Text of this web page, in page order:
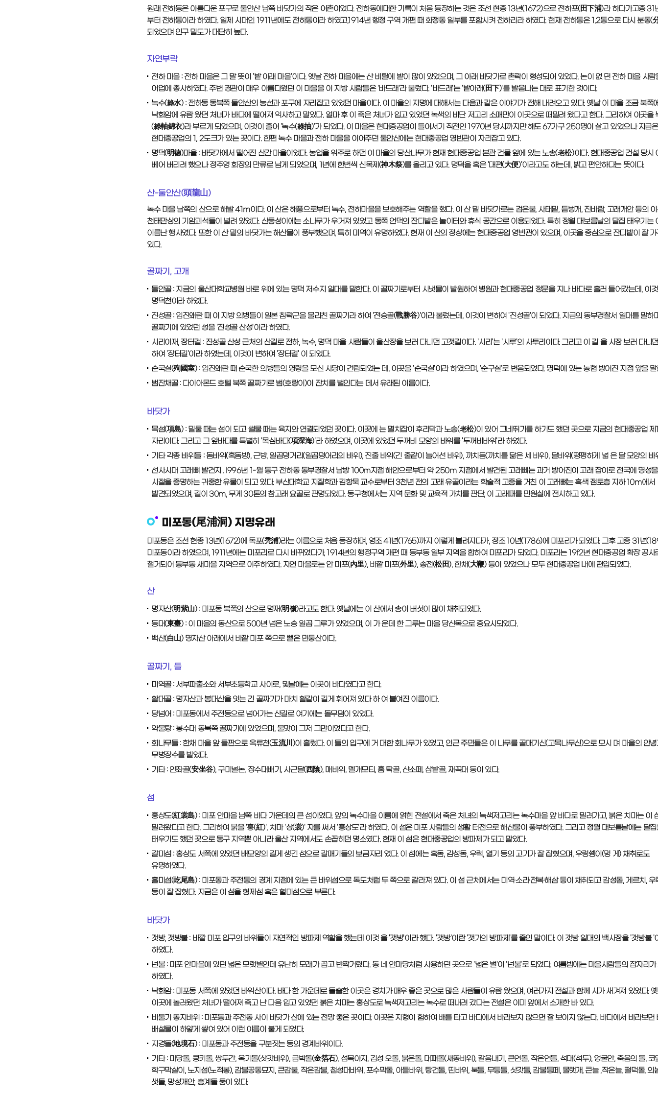
원래 전하동은 아름다운 포구로 둘안산 남쪽 바닷가의 작은 어촌이었다. 전하동에대한 기록이 처음 등장하는 것은 조선 현종 13년(1672)으로 전하포(田下浦)라 하다가고종
부터 전하동이라 하였다. 일제 시대인 1911년에도 전하동이라 하였고,1914년 행정 구역 개편 때 화정동 일부를 포함시켜 전하리라 하였다. 현재 전하동은 1,2동으로 다시 분동(
되었으며 인구 밀도가 대단히 높다.
자연부락
전하 마을 : 전하 마을은 그 말 뜻이 '밭 아래 마을'이다. 옛날 전하 마을에는 산 비탈에 밭이 많이 있었으며, 그 아래 바닷가로 촌락이 형성되어 있었다. 논이 없 던 전하 마을 사람
어업에 종사하였다. 주변 경관이 매우 아름다웠던 이 마을을 이 지방 사람들은 '바드래'라 불렀다. '바드래'는 '밭아래(田下)'를 발음나는 대로 표기한 것이다.
녹수(綠水) : 전하동 동북쪽 둘안산의 능선과 포구에 자리잡고 있었던 마을이다. 이 마을의 지명에 대해서는 다음과 같은 이야기가 전해 내려오고 있다. 옛날 이 마을 조금 북쪽
낙화암에 유람 왔던 처녀가 바다에 떨어져 익사하고 말았다. 얼마 후 이 죽은 처녀가 입고 있었던 녹색의 비단 저고리 소매만이 이곳으로 떠밀려 왔다고 한다. 그리하여 이곳을
(綠軸錦衣)라 부르게 되었으며, 이것이 줄어 '녹수(綠抽)'가 되었다. 이 마을은 현대중공업이 들어서기 직전인 1970년 당시까지만 해도 67가구 250명이 살고 있었으나 지금은
현대중공업의 1, 2도크가 있는 곳이다. 한편 녹수 마을과 전하 마을을 이어주던 둘안산에는 현대중공업 영빈관이 자리잡고 있다.
명덕(明德)마을 : 바닷가에서 떨어진 산간 마을이었다. 농업을 위주로 하던 이 마을의 당산나무가 현재 현대중공업 본관 건물 앞에 있는 노송(老松)이다. 현대중공업 건설 당시
베어 버리려 했으나 정주영 회장의 만류로 남게 되었으며, 1년에 한번씩 신목제(神木祭)를 올리고 있다. 명덕을 혹은 '대편(大便)'이라고도 하는데, 밝고 편안하다는 뜻이다.
산-둘안산(頭龍山)
녹수 마을 남쪽의 산으로 해발 41m이다. 이 산은 해풍으로부터 녹수, 전하마을을 보호해주는 역할을 했다. 이 산 밑 바닷가로는 검은불, 사태밑, 듬벙개, 진바람, 고래개안 등의
천태만상의 기암괴석들이 널려 있었다. 산등성이에는 소나무가 우거져 있었고 동쪽 언덕의 잔디밭은 놀이터와 휴식 공간으로 이용되었다. 특히 정월 대보름날의 달집 태우기는
이름난 행사였다. 또한 이 산 밑의 바닷가는 해산물이 풍부했으며, 특히 미역이 유명하였다. 현재 이 산의 정상에는 현대중공업 영빈관이 있으며, 이곳을 중심으로 잔디밭이 잘 가
있다.
골짜기, 고개
돌안골 : 지금의 울산대학교병원 바로 위에 있는 명덕 저수지 일대를 말한다. 이 골짜기로부터 시냇물이 발원하여 병원과 현대중공업 정문을 지나 바다로 흘러 들어갔는데, 이
명덕천이라 하였다.
진성골 : 임진왜란 때 이 지방 의병들이 일본 침략군을 물리친 골짜기라 하여 '전승골(戰勝谷)'이라 불렀는데, 이것이 변하여 '진성골'이 되었다. 지금의 동부경찰서 일대를 말하
골짜기에 있었던 성을 '진성골 산성'이라 하였다.
시리이재, 장터걸 : 진성골 산성 근처의 산길로 전하, 녹수, 명덕 마을 사람들이 울산장을 보러 다니던 고갯길이다. '시리'는 '시루'의 사투리이다. 그리고 이 길 을 시장 보러 다니
하여 '장터길'이라 하였는데, 이것이 변하여 '장터걸' 이 되었다.
순국실(殉國室) : 임진왜란 때 순국한 의병들의 영령을 모신 사당이 건립되었는 데, 이곳을 '순국실'이라 하였으며, '순구실'로 변음되었다. 명덕에 있는 농협 방어진 지점 앞을 말
범잔채골 : 다이아몬드 호텔 북쪽 골짜기로 범(호랑이)이 잔치를 벌인다는 데서 유래된 이름이다.
바닷가
목섬(項島) : 밀물 때는 섬이 되고 썰물 때는 육지와 연결되었던 곳이다. 이곳에 는 멸치잡이 후리막과 노송(老松)이 있어 그네뛰기를 하기도 했던 곳으로 지금의 현대중공업 제
자리이다. 그리고 그 앞바다를 특별히 '목심바다(項深海)'라 하였으며, 이곳에 있었던 두꺼비 모양의 바위를 '두꺼비바위'라 하였다.
기타 각종 바위들 : 돔바위(혹돔방), 근방, 일곱덩거리(일곱덩어리의 바위), 진줄 바위(긴 줄같이 늘어선 바위), 까치듬(까치를 닮은 세 바위), 달바위(평평하게 넓 은 달 모양의 바
선사시대 고래뼈 발견지 . l996년 1-월 동구 전하동 동부경찰서 남방 100m지점 해안으로부터 약 250m 지점에서 발견된 고래뼈는 과거 방어진이 고래 잡이로 전국에 명성
시절을 증명하는 귀중한 유물이 되고 있다. 부산대학교 지질학과 김항묵 교수로부터 3천년 전의 고래 유골이라는 학술적 고증을 거친 이 고래뼈는 흑색 점토층 지하 10m에서
발견되었으며, 길이 30m, 무게 30톤의 참고래 요골로 판명되었다. 동구청에서는 지역 문화 및 교육적 가치를 판단, 이 고래때를 민원실에 전시하고 있다.
미포동(尾浦洞) 지명유래
미포동은 조선 현종 13년(1672)에 독포(禿浦)라는 이름으로 처음 등장하며, 영조 41년(1765)까지 이렇게 불려지다가, 정조 10년(1786)에 미포리가 되었다. 그후 고종 31년
미포동이라 하였으며, 1911년에는 미포리로 다시 바뀌었다가, 1914년의 행정구역 개편 때 동부동 일부 지역을 합하여 미포리가 되었다. 미포리는 19f2년 현대중공업 확장 공사
철거되어 동부동 새마을 지역으로 이주하였다. 자연 마을로는 안 미포(內里), 바깥 미포(外里), 송전(松田), 한채(大鞭) 등이 있었으나 모두 현대중공업 내에 편입되었다.
산
명자산(明紫山) : 미포동 북쪽의 산으로 명재(明嶺)라고도 한다. 옛날에는 이 산에서 송이 버섯이 많이 채취되었다.
동대(東臺) : 이 마을의 동산으로 500년 넘은 노송 일곱 그루가 있었으며, 이 가 운데 한 그루는 마을 당산목으로 중요시되었다.
백산(白山) 명자산 아래에서 바깥 미포 쪽으로 뻗은 민둥산이다.
골짜기, 들
미역골 : 서부파출소와 서부초등학교 사이로, 및날에는 이곳이 바다였다고 한다.
활대골 : 명자산과 봉대산을 잇는 긴 골짜기가 마치 활같이 길게 휘어져 있다 하 여 붙여진 이름이다.
당넘어 : 미포동에서 주전동으로 넘어가는 산길로 여기에는 돌무덤이 있었다.
약물탕 : 봉수대 동북쪽 골짜기에 있었으며, 물맛이 그저 그만이었다고 한다.
회나무들 : 한채 마을 앞 들판으로 옥류천(玉流川)이 흘렀다. 이 들의 입구에 거 대한 회나무가 있었고, 인근 주민들은 이 나무를 골매기신(고목나무신)으로 모시 며 마을의 안녕
무병장수를 빌었다.
기타 : 안좌골(安坐谷), 구미널논, 장수대배기, 사근달(西陰), 매바위, 델개모티, 홈 탁골, 산소떼, 삼밭골, 재꼭대 둥이 있다.
섬
홍상도(紅裳島) : 미포 안마을 남쪽 바다 가운데의 큰 섬이었다. 앞의 녹수마을 이름에 얽힌 전설에서 죽은 처녀의 녹색저고리는 녹수마을 앞 바다로 밀려가고, 붉은 치마는 이
밀려왔다고 한다. 그리하여 붉을 '홍(紅)', 치마 '상(裳)' 자를 써서 '홍상도'라 하였다. 이 섬은 미포 사람들의 생활 터전으로 해산물이 풍부하였다. 그리고 정월 대보름날에는 달집
태우기도 했던 곳으로 동구 지역뿐 아니라 울산 지역에서도 손꼽히던 명소였다. 현재 이 섬은 현대중공업의 방파제가 되고 말았다.
갈미섬 : 홍상도 서쪽에 있었던 배모양의 길게 생긴 섬으로 갈매기들의 보금자리 였다. 이 섬에는 혹돔, 감성돔, 우럭, 열기 등의 고기가 잘 잡혔으며, 우렁쉥이(멍 게) 채취로도
유명하였다.
흘미섬(屹尾島) : 미포동과 주전동의 경계 지점에 있는 큰 바위섬으로 독도처럼 두 쪽으로 갈라져 있다. 이 섬 근처에서는 미역·소라·전복·해삼 등이 채취되고 감성돔, 게르치, 우
등이 잘 잡혔다. 지금은 이 섬을 형제섬 혹은 혈미섬으로 부른다.
바닷가
갯방, 갯방불 : 바깥 미포 입구의 바위들이 자연적인 방파제 역할을 했는데 이것 을 '갯방'이라 했다. '갯방'이란 '갯가의 방파제'를 줄인 말이다. 이 갯방 일대의 백사장을 '갯방불 '
하였다.
넌불 : 미포 안마을에 있던 넓은 모랫별인데 유난히 모래가 곱고 반짝거렸다. 동 네 안마당처럼 사용하던 곳으로 '넓은 벌'이 ‘넌불'로 되었다. 여름밤에는 마을사람들의 잠자리가
하였다.
낙화암 : 미포동 서쪽에 있었던 바위산이다. 바다 한 가운데로 돌출한 이곳은 경치가 매우 좋은 곳으로 많은 사람들이 유람 왔으며, 여러가지 전설과 함께 시가 새겨져 있었다.
이곳에 놀러왔던 처녀가 떨어져 죽고 난 다음 입고 있었던 붉은 치마는 홍상도로 녹색저고리는 녹수로 떠내려 갔다는 전설은 이미 앞에서 소개한 바 있다.
비둘기 똥지바위 : 미포동과 주전동 사이 바닷가 산에 있는 전망 좋은 곳이다. 이곳은 지형이 험하여 배를 타고 바다에서 바라보지 않으면 잘 보이지 않는다. 바다에서 바라보면
배설물이 하얗게 쌓여 있어 이런 이름이 붙게 되었다.
지경돌(地境石) : 미포동과 주전동을 구분짓는 동의 경계바위이다.
기타 : 마당돌, 쿵키돌, 쌍두간, 옥기돌(삿갓바위), 금박돌(金箔石), 섬목아지, 김성 오돌, 붉은돌, 대패돌(새똥바위), 갈음내기, 큰연돌, 작은연돌, 석대(석두), 엉굴안, 죽음의 돌, 코
학구막살이, 노지섬(노적봉), 감불공동묘지, 큰감불, 작은감불, 첨성대바위, 포수막돌, 아들바위, 탕건돌, 띤바위, 북돌, 무등돌, 삿갓돌, 감불등떼, 몰랫개, 큰늘 ,작은늘, 펄덕돌, 외
샛돌, 망성개안, 층계돌 둥이 있다.